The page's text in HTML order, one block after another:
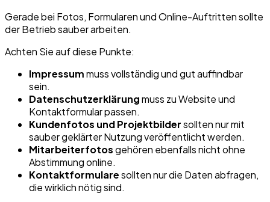
Gerade bei Fotos, Formularen und Online-Auftritten sollte
der Betrieb sauber arbeiten.
Achten Sie auf diese Punkte:
Impressummuss vollständig und gut auffindbar
sein.
Datenschutzerklärungmuss zu Website und
Kontaktformular passen.
Kundenfotos und Projektbildersollten nur mit
sauber geklärter Nutzung veröffentlicht werden.
Mitarbeiterfotosgehören ebenfalls nicht ohne
Abstimmung online.
Kontaktformularesollten nur die Daten abfragen,
die wirklich nötig sind.